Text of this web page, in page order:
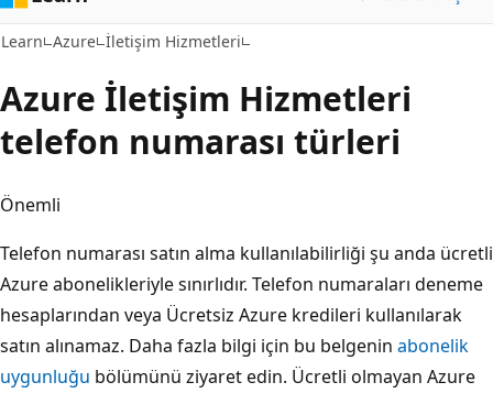
Learn Azure İletişim Hizmetleri
Azure İletişim Hizmetleri
telefon numarası türleri
Önemli
Telefon numarası satın alma kullanılabilirliği şu anda ücretli
Azure abonelikleriyle sınırlıdır. Telefon numaraları deneme
hesaplarından veya Ücretsiz Azure kredileri kullanılarak
satın alınamaz. Daha fazla bilgi için bu belgenin abonelik
uygunluğu bölümünü ziyaret edin. Ücretli olmayan Azure